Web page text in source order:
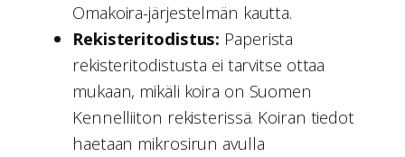
Omakoira-järjestelmän kautta.
Rekisteritodistus: Paperista
rekisteritodistusta ei tarvitse ottaa
mukaan, mikäli koira on Suomen
Kennelliiton rekisterissä. Koiran tiedot
haetaan mikrosirun avulla